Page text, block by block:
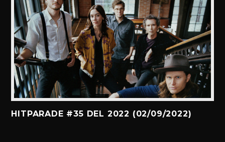
HITPARADE #35 DEL 2022 (02/09/2022)